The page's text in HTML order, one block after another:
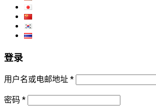
登录
用户名或电邮地址 *
密码 *